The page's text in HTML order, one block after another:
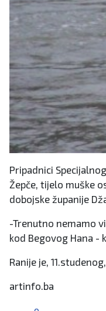
Pripadnici
Žepče, tijelo muške
dobojske županije
-Trenutno nemamo
kod Begovog Hana -
Ranije je,
artinfo.ba